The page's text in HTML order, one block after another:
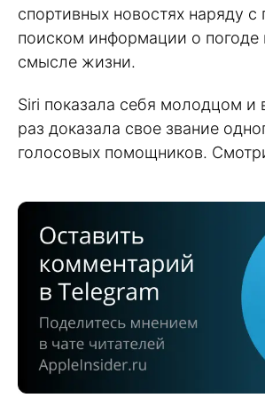
спортивных новостях наряду
поиском информации о погоде
смысле жизни.
Siri показала себя молодцом и
раз доказала свое звание
голосовых помощников.